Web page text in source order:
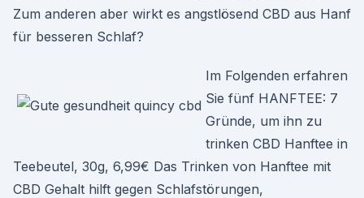
Zum anderen aber wirkt es angstlösend CBD aus Hanf
für besseren Schlaf?
Im Folgenden erfahren
Sie fünf HANFTEE: 7
Gründe, um ihn zu
trinken CBD Hanftee in
Teebeutel, 30g, 6,99€ Das Trinken von Hanftee mit
CBD Gehalt hilft gegen Schlafstörungen,